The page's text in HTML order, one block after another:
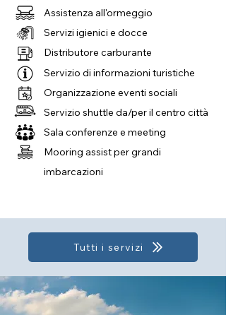
Assistenza all'ormeggio
Servizi igienici e docce
Distributore carburante
Servizio di informazioni turistiche
Organizzazione eventi sociali
Servizio shuttle da/per il centro città
Sala conferenze e meeting
Mooring assist per grandi
imbarcazioni
Tutti i servizi